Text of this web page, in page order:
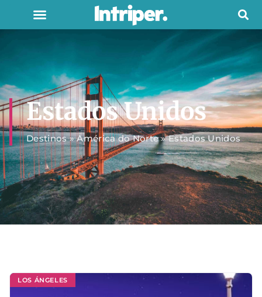
Estados Unidos
Destinos»América do Norte»Estados Unidos
LOS ÁNGELES